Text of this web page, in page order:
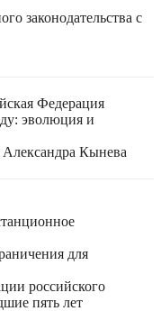
законодательства с
Федерация
эволюция и
Кынева
для
российского
пять лет